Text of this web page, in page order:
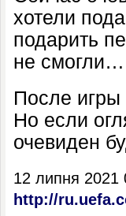
хотели
подарить
не смогли…
После игры
Но если
очевиден
12 липня 2021
http://